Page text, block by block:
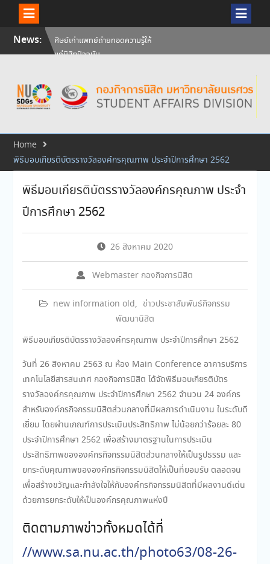
SkipNews:
ศิษย์เก่าแพทย์ถ่ายทอดความรู้ให้
แก่นิสิตปัจจุบัน
วันคล้ายวันสถาปนามหาวิทยาลัย
สัมภาษณ์นิสิตเพื่อพิจารณาเข้ารับ
ทุนการศึกษามหาวิทยาลัยนเรศวร
Home
พิธีมอบเกียรติบัตรรางวัลองค์กรคุณภาพ ประจำปีการศึกษา 2562
พิธีมอบเกียรติบัตรรางวัลองค์กรคุณภาพ ประจำ
ปีการศึกษา 2562
26 สิงหาคม 2020
Webmaster กองกิจการนิสิต
new information old, ข่าวประชาสัมพันธ์กิจกรรม
พัฒนานิสิต
พิธีมอบเกียรติบัตรรางวัลองค์กรคุณภาพ ประจำปีการศึกษา 2562
วันที่ 26 สิงหาคม 2563 ณ ห้อง Main Conference อาคารบริการ
เทคโนโลยีสารสนเทศ กองกิจการนิสิต ได้จัดพิธีมอบเกียรติบัตร
รางวัลองค์กรคุณภาพ ประจำปีการศึกษา 2562 จำนวน 24 องค์กร
สำหรับองค์กรกิจกรรมนิสิตส่วนกลางที่มีผลการดำเนินงาน ในระดับดี
เยี่ยม โดยผ่านเกณฑ์การประเมินประสิทธิภาพ ไม่น้อยกว่าร้อยละ 80
ประจำปีการศึกษา 2562 เพื่อสร้างมาตรฐานในการประเมิน
ประสิทธิภาพขององค์กรกิจกรรมนิสิตส่วนกลางให้เป็นรูปธรรม และ
ยกระดับคุณภาพขององค์กรกิจกรรมนิสิตให้เป็นที่ยอมรับ ตลอดจน
เพื่อสร้างขวัญและกำลังใจให้กับองค์กรกิจกรรมนิสิตที่มีผลงานดีเด่น
ด้วยการยกระดับให้เป็นองค์กรคุณภาพแห่งปี
ติดตามภาพข่าวทั้งหมดได้ที่
//www.sa.nu.ac.th/photo63/08-26-